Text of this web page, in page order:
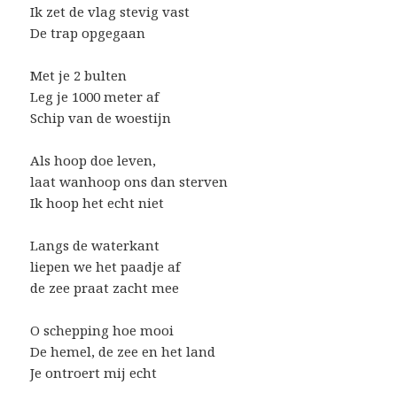
Ik zet de vlag stevig vast
De trap opgegaan
Met je 2 bulten
Leg je 1000 meter af
Schip van de woestijn
Als hoop doe leven,
laat wanhoop ons dan sterven
Ik hoop het echt niet
Langs de waterkant
liepen we het paadje af
de zee praat zacht mee
O schepping hoe mooi
De hemel, de zee en het land
Je ontroert mij echt